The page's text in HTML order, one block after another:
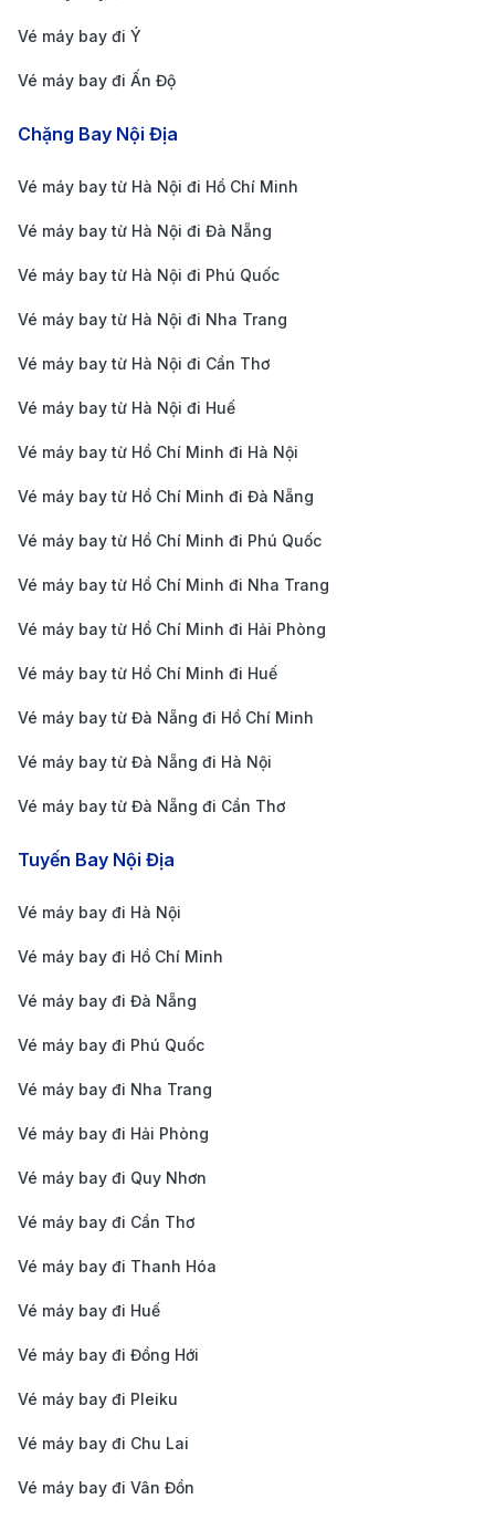
nối chuyến sao cho thuận tiện, giảm thiểu thời gian
Kiểm tra các hãng hàng không
không như Vietnam Airlines (VASCO) và Vietjet Air
và dịch vụ để chọn chuyến bay phù hợp với nhu
cầu và ngân sách.
Theo dõi chương trình khuyến mãi
hàng không thường xuyên có các chương trình ưu
ưu đãi này, giúp giảm chi phí cho chuyến đi của
bạn.
Tại sao nên đặt vé máy bay tại 190
Booking?
Dịch vụ tận tâm và chuyên nghiệp
mang đến dịch vụ khách hàng chu đáo, luôn sẵn
máy bay, giúp chuyến đi của bạn trở nên dễ dàng
hơn bao giờ hết.
Mức giá cạnh tranh và ưu đãi đặc biệt
Booking cung cấp các mức giá vé máy bay hấp
giúp bạn tiết kiệm chi phí cho chuyến bay.
Đặt vé nhanh chóng và dễ dàng
bạn có thể hoàn tất việc mua vé mà không mất
thời gian chờ đợi.
Đảm bảo an toàn và uy tín
động trong ngành, 190 Booking đã xây dựng được
chính xác và minh bạch trong việc cung cấp thông
tin vé máy bay.
Kinh nghiệm du lịch tại Côn Đảo
Những địa điểm tham quan tại Côn Đảo
Bãi An Hải : Một trong những bãi biển đẹp nhất ở
Côn Đảo, với bãi cát trắng mịn và nước biển trong
xanh. Đây là nơi lý tưởng để tắm biển và ngắm
hoang sơ với các động thực vật phong phú, nơi
bạn có thể tham gia các tour khám phá rừng, tìm
Vé máy bay đi Ý
Vé máy bay đi Ấn Độ
Chặng Bay Nội Địa
Vé máy bay từ Hà Nội đi Hồ Chí Minh
Vé máy bay từ Hà Nội đi Đà Nẵng
Vé máy bay từ Hà Nội đi Phú Quốc
Vé máy bay từ Hà Nội đi Nha Trang
Vé máy bay từ Hà Nội đi Cần Thơ
Vé máy bay từ Hà Nội đi Huế
Vé máy bay từ Hồ Chí Minh đi Hà Nội
Vé máy bay từ Hồ Chí Minh đi Đà Nẵng
Vé máy bay từ Hồ Chí Minh đi Phú Quốc
Vé máy bay từ Hồ Chí Minh đi Nha Trang
Vé máy bay từ Hồ Chí Minh đi Hải Phòng
Vé máy bay từ Hồ Chí Minh đi Huế
Vé máy bay từ Đà Nẵng đi Hồ Chí Minh
Vé máy bay từ Đà Nẵng đi Hà Nội
Vé máy bay từ Đà Nẵng đi Cần Thơ
Tuyến Bay Nội Địa
Vé máy bay đi Hà Nội
Vé máy bay đi Hồ Chí Minh
Vé máy bay đi Đà Nẵng
Vé máy bay đi Phú Quốc
Vé máy bay đi Nha Trang
Vé máy bay đi Hải Phòng
Vé máy bay đi Quy Nhơn
Vé máy bay đi Cần Thơ
Vé máy bay đi Thanh Hóa
Vé máy bay đi Huế
Vé máy bay đi Đồng Hới
Vé máy bay đi Pleiku
Vé máy bay đi Chu Lai
Vé máy bay đi Vân Đồn